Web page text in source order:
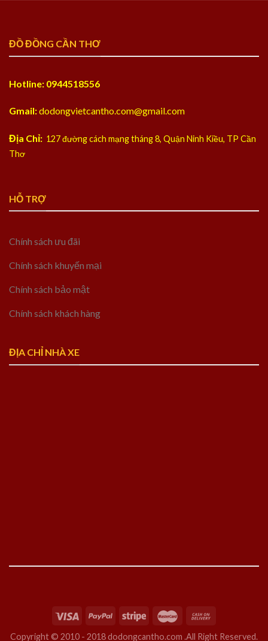
ĐỒ ĐỒNG CẦN THƠ
Hotline: 0944518556
Gmail:dodongvietcantho.com@gmail.com
Địa Chỉ: 127 đường cách mạng tháng 8, Quận Ninh Kiều, TP Cần
Thơ
HỖ TRỢ
Chính sách ưu đãi
Chính sách khuyến mại
Chính sách bảo mật
Chính sách khách hàng
ĐỊA CHỈ NHÀ XE
Copyright © 2010 - 2018 dodongcantho.com .All Right Reserved.